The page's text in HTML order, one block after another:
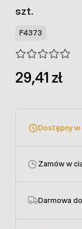
szt.
F4373
29,41 zł
Dostępny w
Zamów w
Darmowa